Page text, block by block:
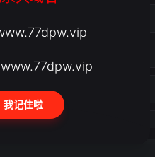
www.77dpw.vip
我记住啦